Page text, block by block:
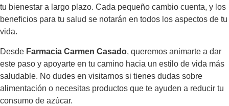
tu bienestar a largo plazo. Cada pequeño cambio cuenta, y los
beneficios para tu salud se notarán en todos los aspectos de tu
vida.
Desde Farmacia Carmen Casado, queremos animarte a dar
este paso y apoyarte en tu camino hacia un estilo de vida más
saludable. No dudes en visitarnos si tienes dudas sobre
alimentación o necesitas productos que te ayuden a reducir tu
consumo de azúcar.